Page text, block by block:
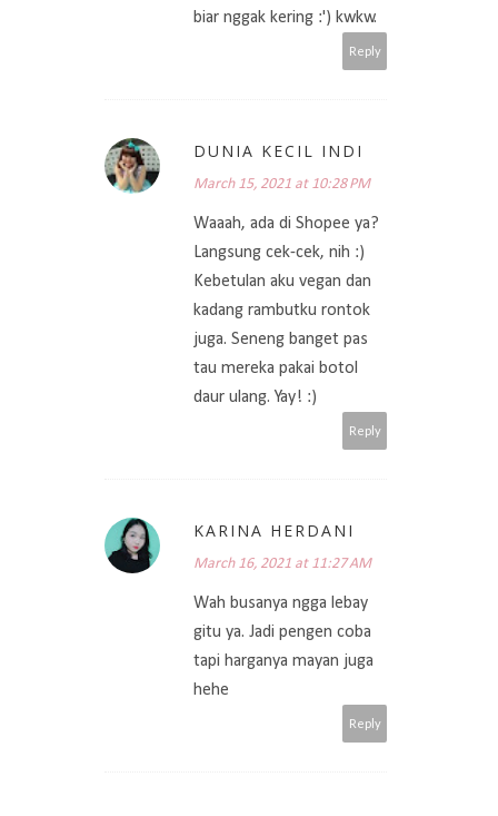
biar nggak kering :') kwkw.
Reply
DUNIA KECIL INDI
March 15, 2021 at 10:28 PM
Waaah, ada di Shopee ya?
Langsung cek-cek, nih :)
Kebetulan aku vegan dan
kadang rambutku rontok
juga. Seneng banget pas
tau mereka pakai botol
daur ulang. Yay! :)
Reply
KARINA HERDANI
March 16, 2021 at 11:27 AM
Wah busanya ngga lebay
gitu ya. Jadi pengen coba
tapi harganya mayan juga
hehe
Reply